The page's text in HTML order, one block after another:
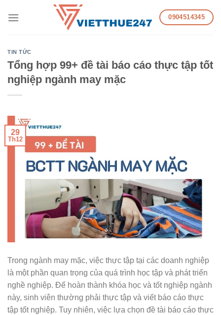
0904514345
TIN TỨC
Tổng hợp 99+ đề tài báo cáo thực tập tốt
nghiệp ngành may mặc
29
Th12
Trong ngành may mặc, việc thực tập tại các doanh nghiệp
là một phần quan trọng của quá trình học tập và phát triển
nghề nghiệp. Để hoàn thành khóa học và tốt nghiệp ngành
này, sinh viên thường phải thực tập và viết báo cáo thực
tập tốt nghiệp. Tuy nhiên, việc lựa chọn đề tài báo cáo thực